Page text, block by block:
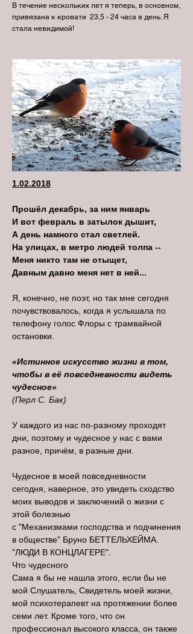
В течение нескольких лет я теперь, в основном,
привязана к кровати 23,5 - 24 часа в день. Я
стала невидимой!
1.02.2018
Прошёл декабрь, за ним январь
И вот февраль в затылок дышит,
А день намного стал светлей.
На улицах, в метро людей толпа --
Меня никто там не отыщет,
Давным давно меня нет в ней...
Я, конечно, не поэт, но так мне сегодня
почувствовалось, когда я услышала по
телефону голос Флоры с трамвайной
остановки.
«Истинное искусство жизни в том,
чтобы в её повседневности видеть
чудесное»
(Перл С. Бак)
У каждого из нас по-разному проходят
дни, поэтому и чудесное у нас с вами
разное, причём, в разные дни.
Чудесное в моей повседневности
сегодня, наверное, это увидеть сходство
моих выводов и заключений о жизни с
этой болезнью
с "Механизмами господства и подчинения
в обществе" Бруно БЕТТЕЛЬХЕЙМА.
"ЛЮДИ В КОНЦЛАГЕРЕ".
Что чудесного
Сама я бы не нашла этого, если бы не
мой Слушатель, Свидетель моей жизни,
мой психотерапевт на протяжении более
семи лет. Кроме того, что он
профессионал высокого класса, он также